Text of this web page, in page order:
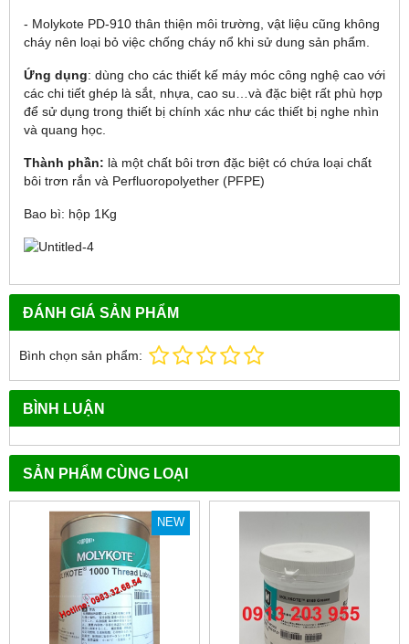
- Molykote PD-910 thân thiện môi trường, vật liệu cũng không
cháy nên loại bỏ việc chống cháy nổ khi sử dung sản phẩm.
Ứng dụng: dùng cho các thiết kế máy móc công nghệ cao với
các chi tiết ghép là sắt, nhựa, cao su…và đặc biệt rất phù hợp
để sử dụng trong thiết bị chính xác như các thiết bị nghe nhìn
và quang học.
Thành phần: là một chất bôi trơn đặc biệt có chứa loại chất
bôi trơn rắn và Perfluoropolyether (PFPE)
Bao bì: hộp 1Kg
ĐÁNH GIÁ SẢN PHẨM
Bình chọn sản phẩm:
BÌNH LUẬN
SẢN PHẨM CÙNG LOẠI
NEW